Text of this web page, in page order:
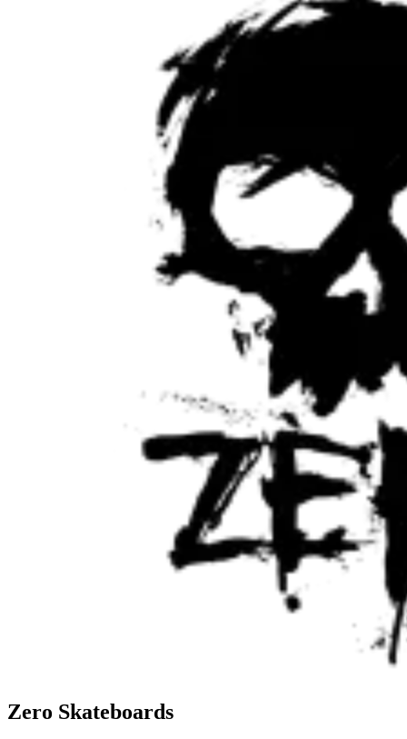
Zero Skateboards